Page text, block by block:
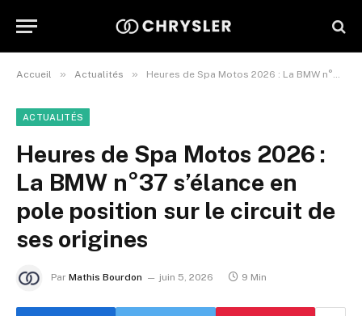
Accueil » Actualités » Heures de Spa Motos 2026 : La BMW n°37 s’élance en pole position sur le circuit de ses origines
ACTUALITÉS
Heures de Spa Motos 2026 :
La BMW n°37 s’élance en
pole position sur le circuit de
ses origines
Par Mathis Bourdon juin 5, 2026 9 Min